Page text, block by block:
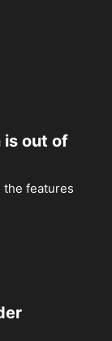
is out of
the features